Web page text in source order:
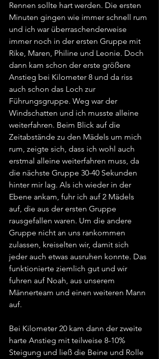
Rennen sollte hart werden. Die ersten
Minuten gingen wie immer schnell rum
und ich war überraschenderweise
immer noch in der ersten Gruppe mit
Rike, Maren, Philine und Leonie. Doch
dann kam schon der erste größere
Anstieg bei Kilometer 8 und da riss
auch schon das Loch zur
Führungsgruppe. Weg war der
Windschatten und ich musste alleine
weiterfahren. Beim Blick auf die
Zeitabstände zu den Mädels um mich
rum, zeigte sich, dass ich wohl auch
erstmal alleine weiterfahren muss, da
die nächste Gruppe 30-40 Sekunden
hinter mir lag. Als ich wieder in der
Ebene ankam, fuhr ich auf 2 Mädels
auf, die aus der ersten Gruppe
rausgefallen waren. Um die andere
Gruppe nicht an uns rankommen
zulassen, kreiselten wir, damit sich
jeder auch etwas ausruhen konnte. Das
funktionierte ziemlich gut und wir
fuhren auf Noah, aus unserem
Männerteam und einen weiteren Mann
auf.
Bei Kilometer 20 kam dann der zweite
harte Anstieg mit teilweise 8-10%
Steigung und ließ die Beine und Rolle